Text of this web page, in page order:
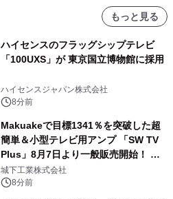
もっと見る
ハイセンスのフラッグシップテレビ
「100UXS」が 東京国立博物館に採用
ハイセンスジャパン株式会社
8分前
Makuakeで目標1341％を突破した超
簡単＆小型テレビ用アンプ 「SW TV
Plus」8月7日より一般販売開始！ ケ
ーブル1本つなぐだけ、テレビの音が
ぐっと豊かに
城下工業株式会社
8分前